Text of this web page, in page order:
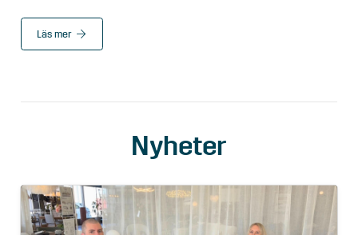
Läs mer
Nyheter